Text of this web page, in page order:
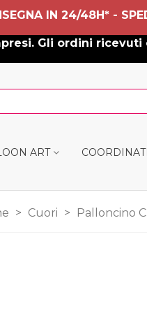
IN 24/48H* -
Gli ordini
ART
> Cuori > Palloncino